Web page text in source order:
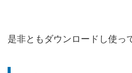
是非ともダウンロードし使っ